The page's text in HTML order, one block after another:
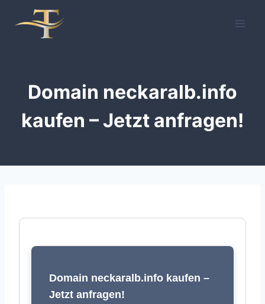
Inhalt
Domain neckaralb.info
kaufen – Jetzt anfragen!
Domain neckaralb.info kaufen –
Jetzt anfragen!